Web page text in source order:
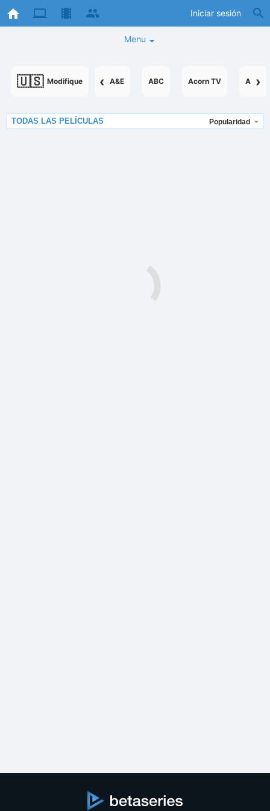
Iniciar sesión
Menu
🇺🇸 Modifique ‹ ›
A&E ABC Acorn TV
TODAS LAS PELÍCULAS Popularidad